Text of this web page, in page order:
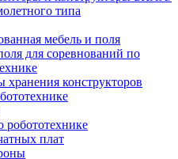
типа
мебель и поля
для соревнований по
хранения конструкторов
робототехнике
плат